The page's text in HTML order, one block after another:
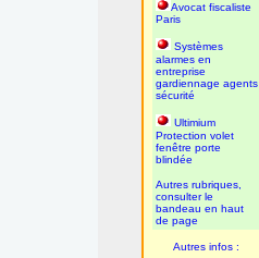
Avocat fiscaliste
Paris
Systèmes
alarmes en
entreprise
gardiennage agents
sécurité
Ultimium
Protection volet
fenêtre porte
blindée
Autres rubriques,
consulter le
bandeau en haut
de page
Autres infos :